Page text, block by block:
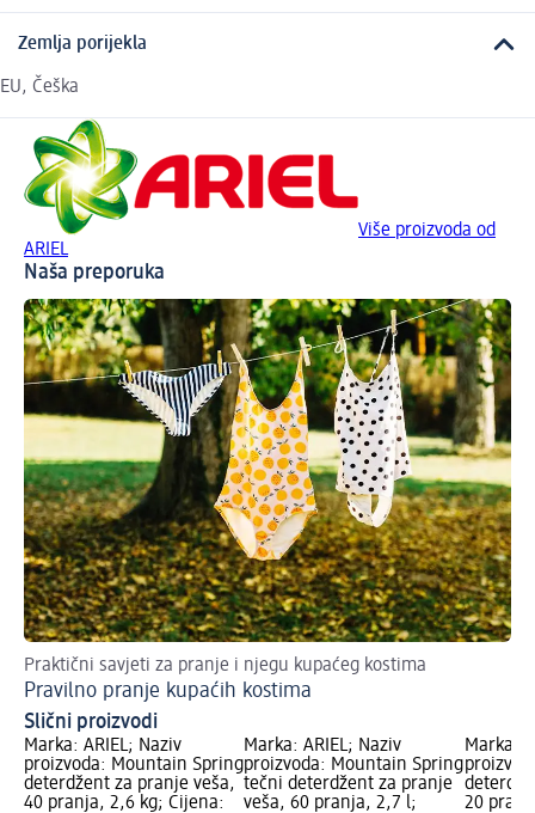
Zemlja porijekla
EU, Češka
Više proizvoda od
ARIEL
Naša preporuka
Praktični savjeti za pranje i njegu kupaćeg kostima
Pravilno pranje kupaćih kostima
Slični proizvodi
Marka: ARIEL; Naziv
proizvoda: Mountain Spring
deterdžent za pranje veša,
40 pranja, 2,6 kg; Cijena:
Marka: ARIEL; Naziv
proizvoda: Mountain Spring
tečni deterdžent za pranje
veša, 60 pranja, 2,7 l;
Marka:
20